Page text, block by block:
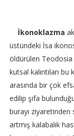
İkonoklazma
üstündeki İsa
öldürülen Teodosia
kutsal kalıntıları
arasında bir çok
edilip şifa
burayı
artmış kalabalık